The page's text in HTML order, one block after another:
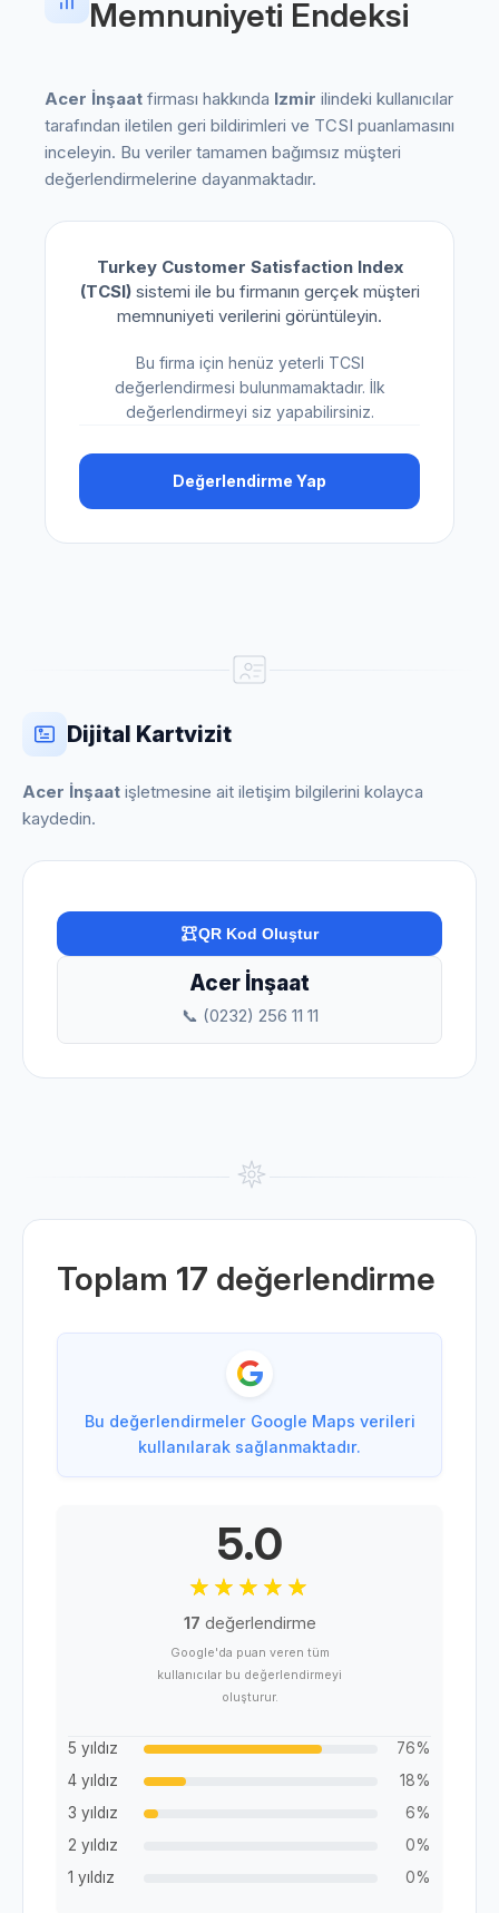
Memnuniyeti Endeksi
Acer İnşaat firması hakkında Izmir ilindeki kullanıcılar
tarafından iletilen geri bildirimleri ve TCSI puanlamasını
inceleyin. Bu veriler tamamen bağımsız müşteri
değerlendirmelerine dayanmaktadır.
Turkey Customer Satisfaction Index
(TCSI)sistemi ile bu firmanın gerçek müşteri
memnuniyeti verilerini görüntüleyin.
Bu firma için henüz yeterli TCSI
değerlendirmesi bulunmamaktadır. İlk
değerlendirmeyi siz yapabilirsiniz.
Değerlendirme Yap
Dijital Kartvizit
Acer İnşaat işletmesine ait iletişim bilgilerini kolayca
kaydedin.
QR Kod Oluştur
Acer İnşaat
📞 (0232) 256 11 11
Toplam 17 değerlendirme
Bu değerlendirmeler Google Maps verileri
kullanılarak sağlanmaktadır.
5.0
17 değerlendirme
Google'da puan veren tüm
kullanıcılar bu değerlendirmeyi
oluşturur.
5 yıldız
76%
4 yıldız
18%
3 yıldız
6%
2 yıldız
0%
1 yıldız
0%